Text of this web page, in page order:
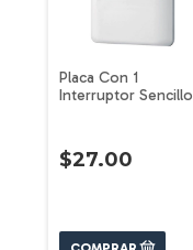
Placa Con 1
Interruptor Sencillo
$27.00